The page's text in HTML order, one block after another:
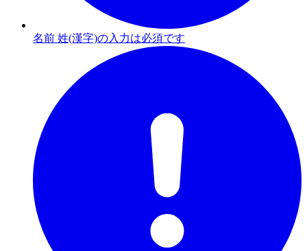
名前 姓(漢字)の入力は必須です